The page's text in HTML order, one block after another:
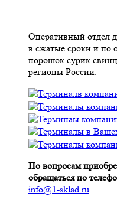
Оперативный отдел
в сжатые сроки и по
порошок сурик
регионы России.
По вопросам
обращаться по
info@1-sklad.ru